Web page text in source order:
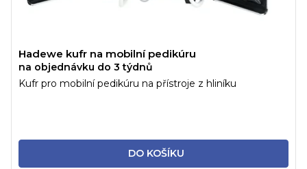
Hadewe kufr na mobilní pedikúru
na objednávku do 3 týdnů
DO KOŠÍKU
Kufr pro mobilní pedikúru na přístroje z hliníku